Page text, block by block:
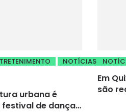
NOTÍCIAS
urbana é
de dança
Em
são